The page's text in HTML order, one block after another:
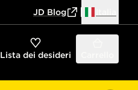
JD Blog
Lista dei desideri